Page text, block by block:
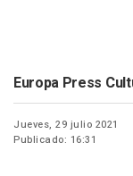
Europa Press
Jueves, 29 julio 2021
Publicado: 16:31